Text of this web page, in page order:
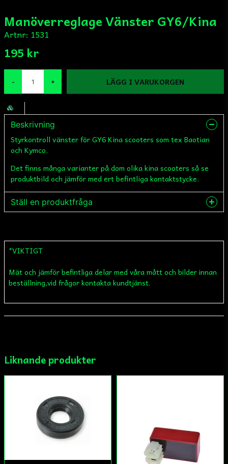
Manöverreglage Vänster GY6/Kina
Artnr: 1531
195 kr
- + LÄGG I VARUKORGEN
Beskrivning
Styrkontroll vänster för GY6 Kina scooters som tex Baotian
och Kymco.
Det finns många varianter på dom olika kina scooters så se
produktbild och jämför med ert befintliga kontaktstycke.
Ställ en produktfråga
name
Namn
email
Ja, ni får publicera min fråga
*VIKTIGT
Mät och jämför befintliga delar med våra mått och bilder innan
beställning,vid frågor kontakta kundtjänst.
Liknande produkter